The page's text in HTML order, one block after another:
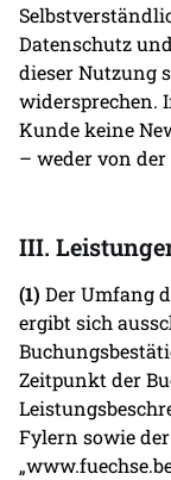
Datenschutz
dieser Nutzung
widersprechen.
Kunde keine
– weder von
III.
(1) Der Umfang
ergibt sich
Zeitpunkt der
Fylern sowie